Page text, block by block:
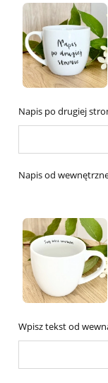
Napis po drugiej
Napis od
Wpisz tekst od